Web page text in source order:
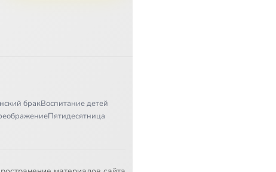
бракВоспитание детей
Пятидесятница